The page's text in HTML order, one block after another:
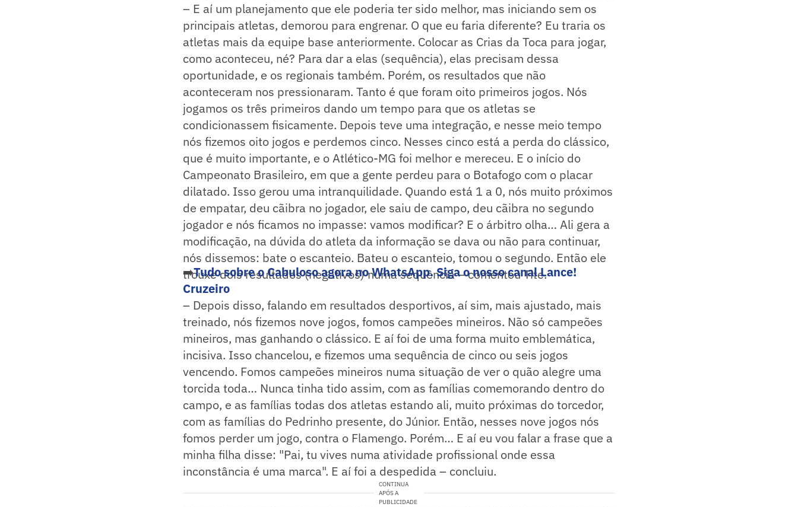
– E aí um planejamento que ele poderia ter sido melhor, mas iniciando sem os
principais atletas, demorou para engrenar. O que eu faria diferente? Eu traria os
atletas mais da equipe base anteriormente. Colocar as Crias da Toca para jogar,
como aconteceu, né? Para dar a elas (sequência), elas precisam dessa
oportunidade, e os regionais também. Porém, os resultados que não
aconteceram nos pressionaram. Tanto é que foram oito primeiros jogos. Nós
jogamos os três primeiros dando um tempo para que os atletas se
condicionassem fisicamente. Depois teve uma integração, e nesse meio tempo
nós fizemos oito jogos e perdemos cinco. Nesses cinco está a perda do clássico,
que é muito importante, e o Atlético-MG foi melhor e mereceu. E o início do
Campeonato Brasileiro, em que a gente perdeu para o Botafogo com o placar
dilatado. Isso gerou uma intranquilidade. Quando está 1 a 0, nós muito próximos
de empatar, deu cãibra no jogador, ele saiu de campo, deu cãibra no segundo
jogador e nós ficamos no impasse: vamos modificar? E o árbitro olha… Ali gera a
modificação, na dúvida do atleta da informação se dava ou não para continuar,
nós dissemos: bate o escanteio. Bateu o escanteio, tomou o segundo. Então ele
trouxe dois resultados (negativos) numa sequência – comentou Tite.
➡️Tudo sobre o Cabuloso agora no WhatsApp. Siga o nosso canal Lance!
Cruzeiro
– Depois disso, falando em resultados desportivos, aí sim, mais ajustado, mais
treinado, nós fizemos nove jogos, fomos campeões mineiros. Não só campeões
mineiros, mas ganhando o clássico. E aí foi de uma forma muito emblemática,
incisiva. Isso chancelou, e fizemos uma sequência de cinco ou seis jogos
vencendo. Fomos campeões mineiros numa situação de ver o quão alegre uma
torcida toda… Nunca tinha tido assim, com as famílias comemorando dentro do
campo, e as famílias todas dos atletas estando ali, muito próximas do torcedor,
com as famílias do Pedrinho presente, do Júnior. Então, nesses nove jogos nós
fomos perder um jogo, contra o Flamengo. Porém… E aí eu vou falar a frase que a
minha filha disse: "Pai, tu vives numa atividade profissional onde essa
inconstância é uma marca". E aí foi a despedida – concluiu.
CONTINUA
APÓS A
PUBLICIDADE